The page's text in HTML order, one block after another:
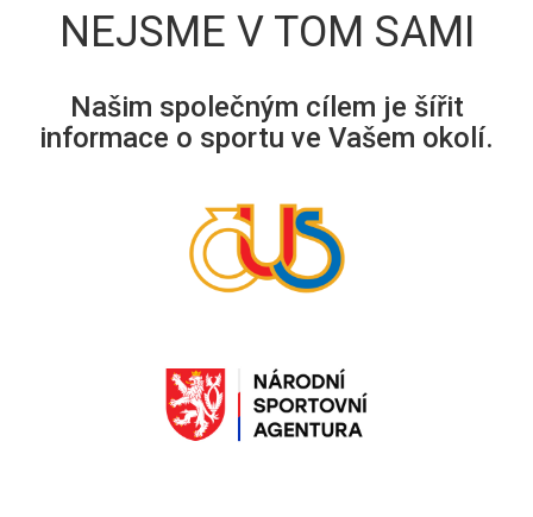
NEJSME V TOM SAMI
Našim společným cílem je šířit
informace o sportu ve Vašem okolí.